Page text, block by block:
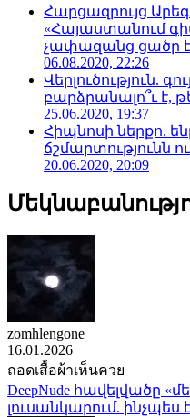
Հարցազրույց
«Հայաստանում
չափազանց ցածր
06.08.2020, 22:26
Վերլուծություն.
բարձրանալո՞ւ է,
25.06.2020, 19:37
Հիպնոսի ներքո.
ճշմարտությունն
20.06.2020, 20:09
zomhlengone
16.01.2026
ถอดเสื้อผ้าเห็นควย
DeepNude հավելվածը
լուսանկարում. ինչպես